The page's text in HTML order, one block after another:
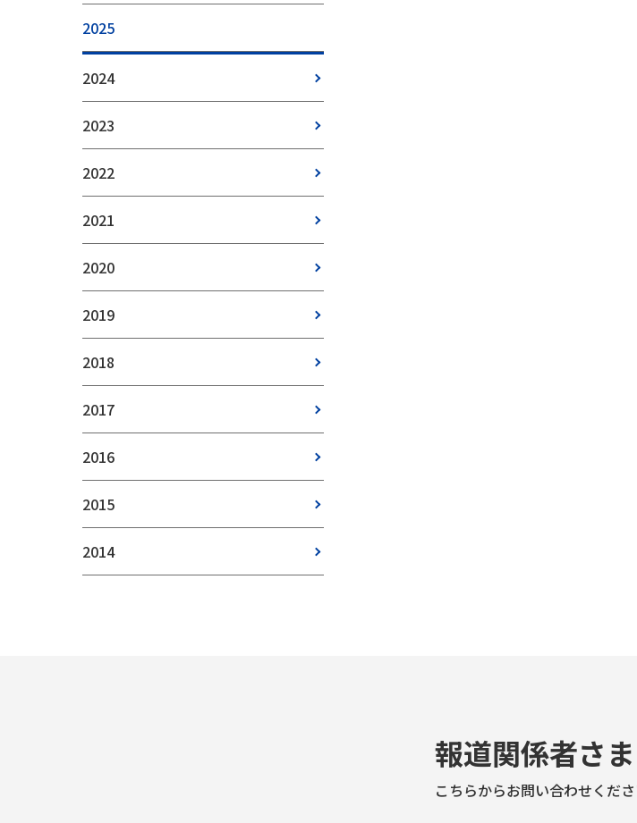
2025
2024
2023
2022
2021
2020
2019
2018
2017
2016
2015
2014
報道関係者さま
こちらからお問い合わせくださ